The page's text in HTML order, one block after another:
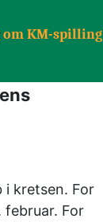
KM-spilling
i kretsen. For
februar. For